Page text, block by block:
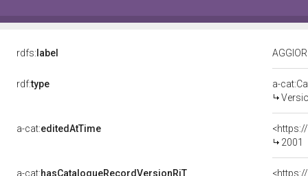
rdfs: label
rdf:type
a-
a-cat:editedAtTime
2001
a-cat:hasCatalogueRecordVersionRiT